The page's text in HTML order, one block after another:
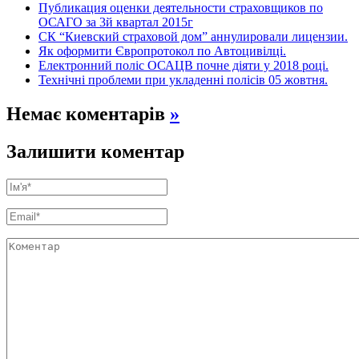
Публикация оценки деятельности страховщиков по
ОСАГО за 3й квартал 2015г
СК “Киевский страховой дом” аннулировали лицензии.
Як оформити Європротокол по Автоцивілці.
Електронний поліс ОСАЦВ почне діяти у 2018 році.
Технічні проблеми при укладенні полісів 05 жовтня.
Немає коментарів »
Залишити коментар